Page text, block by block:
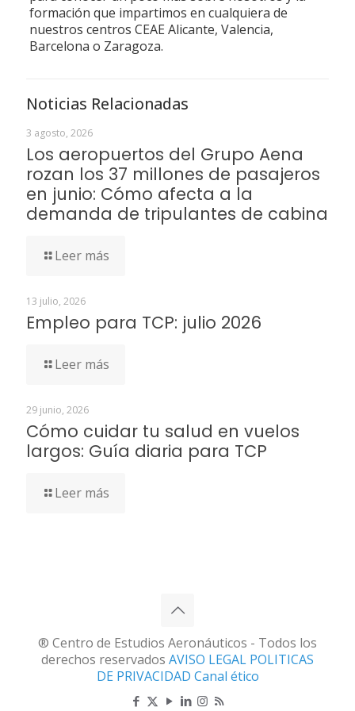
formación que impartimos en cualquiera de
nuestros centros CEAE Alicante, Valencia,
Barcelona o Zaragoza.
Noticias Relacionadas
3 agosto, 2026
Los aeropuertos del Grupo Aena
rozan los 37 millones de pasajeros
en junio: Cómo afecta a la
demanda de tripulantes de cabina
Leer más
13 julio, 2026
Empleo para TCP: julio 2026
Leer más
29 junio, 2026
Cómo cuidar tu salud en vuelos
largos: Guía diaria para TCP
Leer más
® Centro de Estudios Aeronáuticos - Todos los
derechos reservados AVISO LEGAL POLITICAS
DE PRIVACIDAD Canal ético